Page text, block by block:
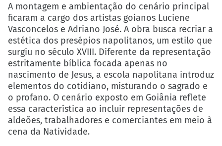
A montagem e ambientação do cenário principal
ficaram a cargo dos artistas goianos Luciene
Vasconcelos e Adriano José. A obra busca recriar a
estética dos presépios napolitanos, um estilo que
surgiu no século XVIII. Diferente da representação
estritamente bíblica focada apenas no
nascimento de Jesus, a escola napolitana introduz
elementos do cotidiano, misturando o sagrado e
o profano. O cenário exposto em Goiânia reflete
essa característica ao incluir representações de
aldeões, trabalhadores e comerciantes em meio à
cena da Natividade.